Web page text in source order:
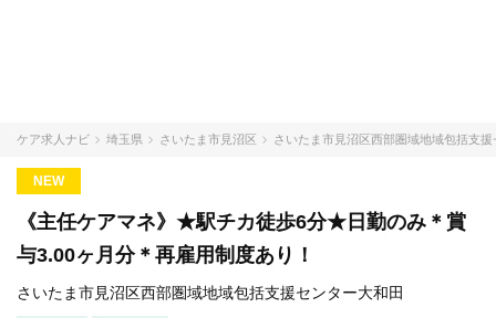
ケア求人ナビ 埼玉県 さいたま市見沼区 さいたま市見沼区西部圏域地域包括支
NEW
《主任ケアマネ》★駅チカ徒歩6分★日勤のみ＊賞
与3.00ヶ月分＊再雇用制度あり！
さいたま市見沼区西部圏域地域包括支援センター大和田